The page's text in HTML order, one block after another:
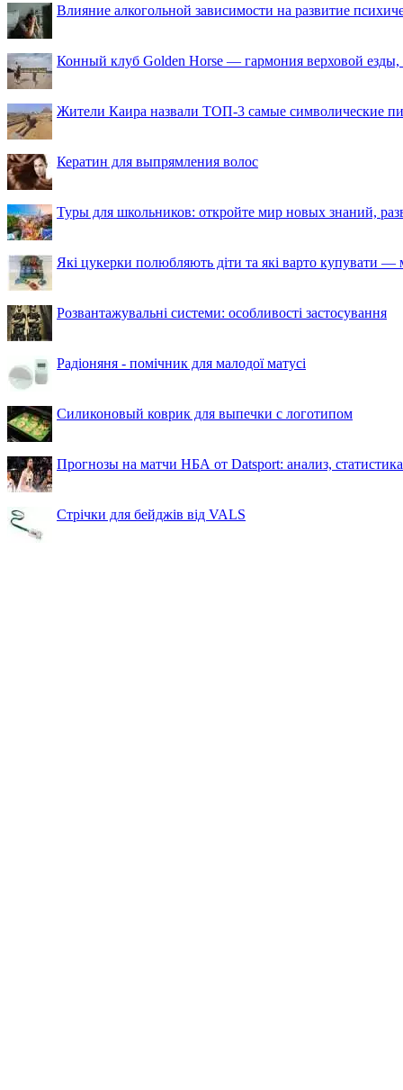
Влияние алкогольной зависимости на развитие
Конный клуб Golden Horse — гармония верховой езды,
Жители Каира назвали ТОП-3 самые символические
Кератин для выпрямления волос
Туры для школьников: откройте мир новых знаний,
Які цукерки полюбляють діти та які варто купувати —
Розвантажувальні системи: особливості застосування
Радіоняня - помічник для малодої матусі
Силиконовый коврик для выпечки с логотипом
Прогнозы на матчи НБА от Datsport: анализ,
Стрічки для бейджів від VALS